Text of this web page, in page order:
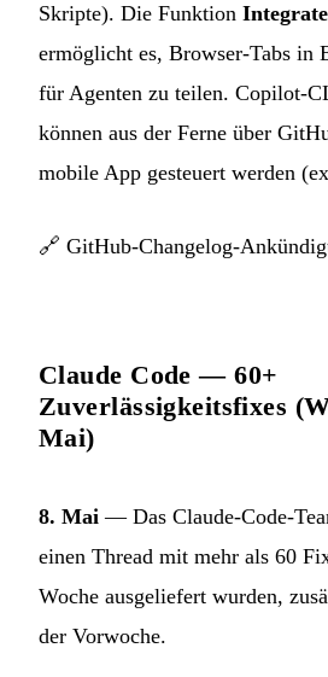
Skripte). Die Funktion
ermöglicht es, Browser-Tabs in
für Agenten zu teilen. Copilot-
können aus der Ferne über
mobile App gesteuert werden
🔗 GitHub-Changelog-
Claude Code — 60+
Zuverlässigkeitsfixes
Mai)
8. Mai — Das Claude-Code-
einen Thread mit mehr als 60
Woche ausgeliefert wurden,
der Vorwoche.